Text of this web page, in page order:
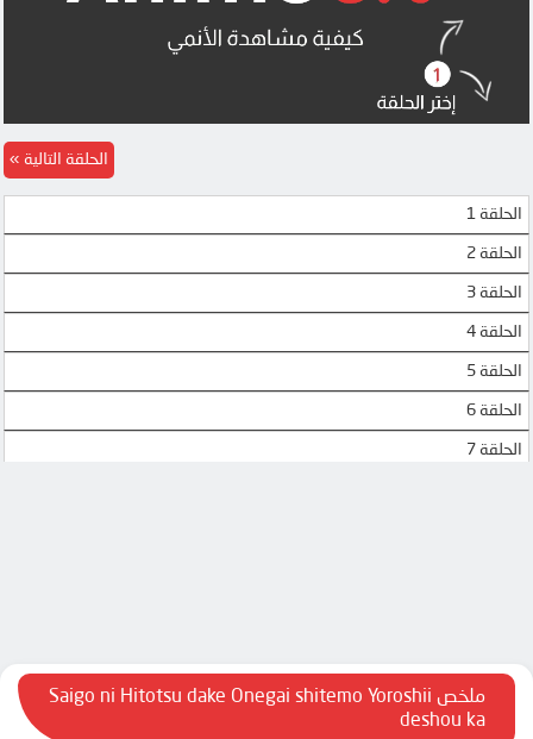
MP4UPLOAD
الحلقة 1
الحلقة 2
الحلقة 3
الحلقة 4
الحلقة 5
الحلقة 6
الحلقة 7
الحلقة 13
الحلقة التالية
ملخص Saigo ni Hitotsu dake Onegai shitemo Yoroshii
deshou ka